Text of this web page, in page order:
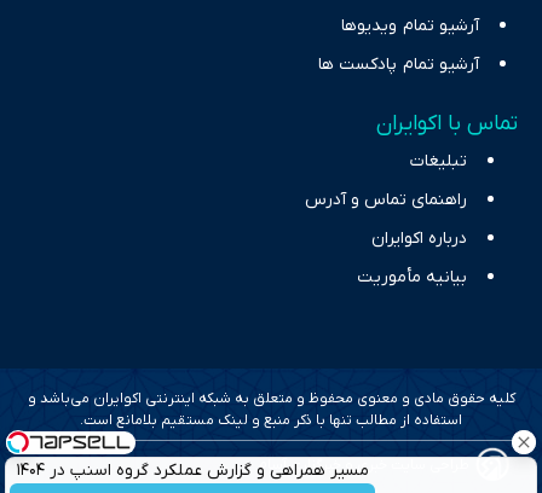
مسیر همراهی و گزارش عملکرد گروه اسنپ در ۱۴۰۴
آرشیو تمام ویدیوها
آرشیو تمام پادکست ها
تماس با اکوایران
تبلیغات
راهنمای تماس و آدرس
درباره اکوایران
بیانیه مأموریت
کلیه حقوق مادی و معنوی محفوظ و متعلق به شبکه اینترنتی اکوایران می‌باشد و
استفاده از مطالب تنها با ذکر منبع و لینک مستقیم بلامانع است.
طراحی سایت خبری و خبرگزاری آسام